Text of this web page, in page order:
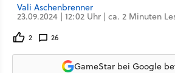
Vali Aschenbrenner
23.09.2024 | 12:02 Uhr | ca. 2 Minuten
2 26
GameStar bei Google